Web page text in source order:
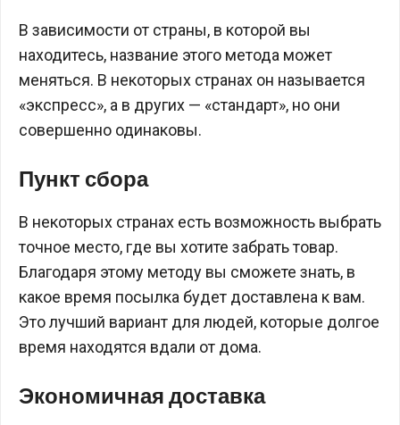
В зависимости от страны, в которой вы
находитесь, название этого метода может
меняться. В некоторых странах он называется
«экспресс», а в других — «стандарт», но они
совершенно одинаковы.
Пункт сбора
В некоторых странах есть возможность выбрать
точное место, где вы хотите забрать товар.
Благодаря этому методу вы сможете знать, в
какое время посылка будет доставлена к вам.
Это лучший вариант для людей, которые долгое
время находятся вдали от дома.
Экономичная доставка